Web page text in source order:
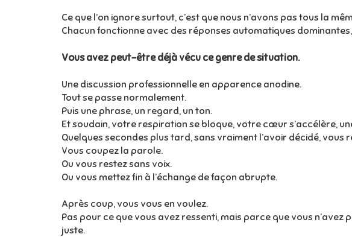
Ce que l’on ignore surtout, c’est que nous n’avons pas tous la
Chacun fonctionne avec des réponses automatiques
Vous avez peut-être déjà vécu ce genre de situation.
Une discussion professionnelle en apparence anodine.
Tout se passe normalement.
Puis une phrase, un regard, un ton.
Et soudain, votre respiration se bloque, votre cœur s’accélère,
Quelques secondes plus tard, sans vraiment l’avoir décidé, vous
Vous coupez la parole.
Ou vous restez sans voix.
Ou vous mettez fin à l’échange de façon abrupte.
Après coup, vous vous en voulez.
Pas pour ce que vous avez ressenti, mais parce que vous
juste.